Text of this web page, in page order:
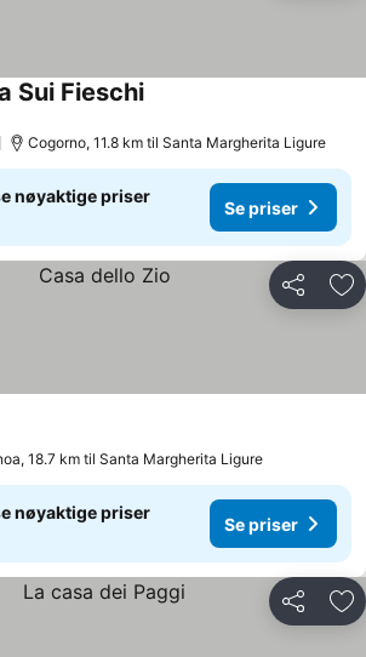
Sui Fieschi
Cogorno, 11.8 km til Santa Margherita Ligure
nøyaktige priser
Se priser
Del
18.7 km til Santa Margherita Ligure
nøyaktige priser
Se priser
Del